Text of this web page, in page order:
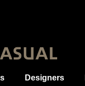
Designers